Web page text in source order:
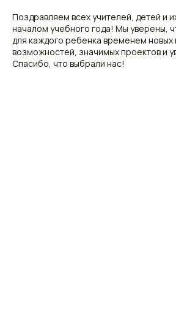
Поздравляем всех учителей, детей и
началом учебного года! Мы уверены,
для каждого ребенка временем новых
возможностей, значимых проектов и
Спасибо, что выбрали нас!